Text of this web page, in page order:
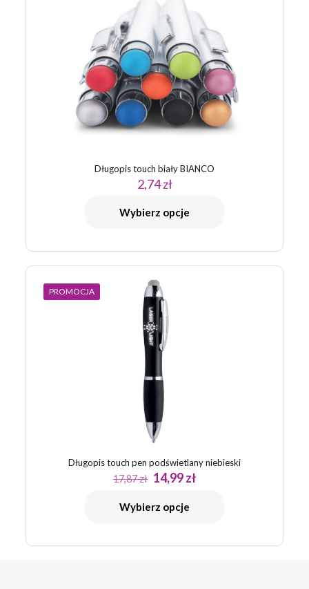
Długopis touch biały BIANCO
2,74zł
Wybierz opcje
PROMOCJA
Długopis touch pen podświetlany niebieski
17,87zł Pierwotna
wynosiła:
17,87 zł.
14,99złAktualna
Wybierz opcje